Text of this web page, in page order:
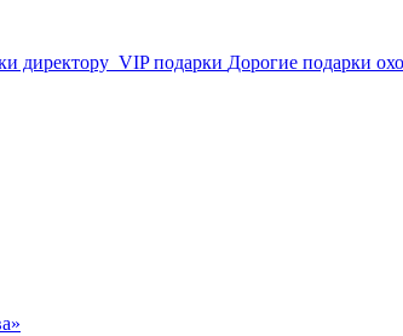
директору VIP подарки Дорогие подарки